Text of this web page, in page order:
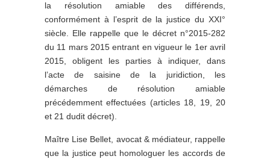
la résolution amiable des différends,
conformément à l’esprit de la justice du XXI°
siècle. Elle rappelle que le décret n°2015-282
du 11 mars 2015 entrant en vigueur le 1er avril
2015, obligent les parties à indiquer, dans
l’acte de saisine de la juridiction, les
démarches de résolution amiable
précédemment effectuées (articles 18, 19, 20
et 21 dudit décret).
Maître Lise Bellet, avocat & médiateur, rappelle
que la justice peut homologuer les accords de